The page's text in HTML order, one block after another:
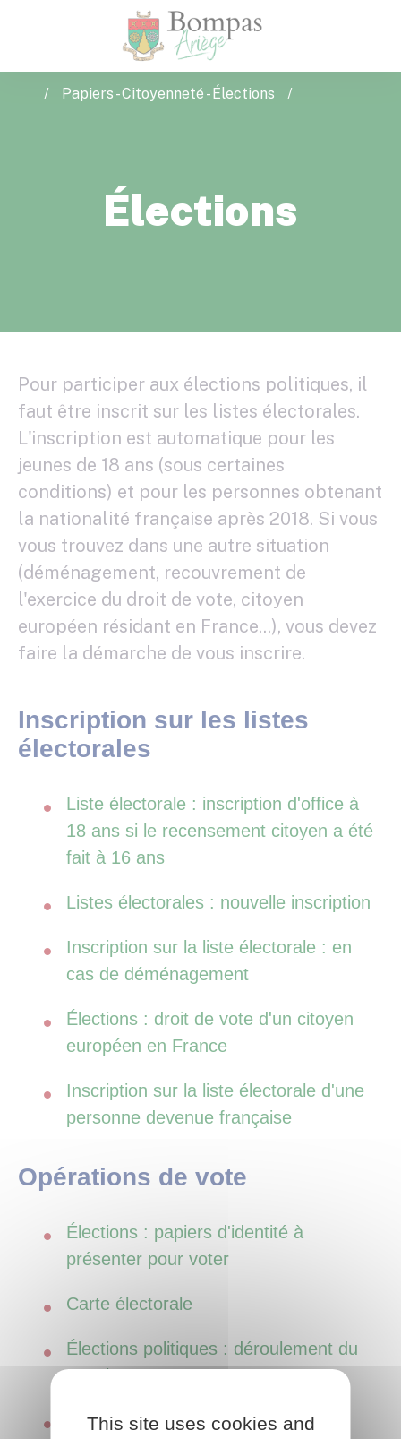
Bompas
/ Papiers - Citoyenneté - Élections /
Élections
Pour participer aux élections politiques, il
faut être inscrit sur les listes électorales.
L'inscription est automatique pour les
jeunes de 18 ans (sous certaines
conditions) et pour les personnes obtenant
la nationalité française après 2018. Si vous
vous trouvez dans une autre situation
(déménagement, recouvrement de
l'exercice du droit de vote, citoyen
européen résidant en France...), vous devez
faire la démarche de vous inscrire.
Inscription sur les listes
électorales
Liste électorale : inscription d'office à
18 ans si le recensement citoyen a été
fait à 16 ans
Listes électorales : nouvelle inscription
Inscription sur la liste électorale : en
cas de déménagement
Élections : droit de vote d'un citoyen
européen en France
Inscription sur la liste électorale d'une
personne devenue française
Opérations de vote
Élections : papiers d'identité à
présenter pour voter
Carte électorale
Élections politiques : déroulement du
scrutin
Vote par procuration
This site uses cookies and